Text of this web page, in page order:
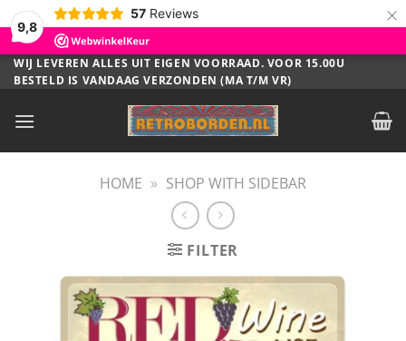
9,8
57 Reviews ×
Ga
naar
WIJ LEVEREN ALLES UIT EIGEN VOORRAAD. VOOR 15.00U
BESTELD IS VANDAAG VERZONDEN (MA T/M VR)
HOME » SHOP WITH SIDEBAR
FILTER